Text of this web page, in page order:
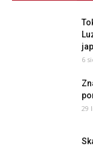
6
29